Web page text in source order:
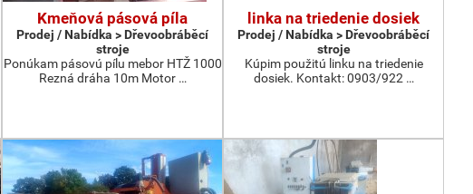
Kmeňová pásová píla
Prodej / Nabídka > Dřevoobráběcí
stroje
Ponúkam pásovú pílu mebor HTŽ 1000
Rezná dráha 10m Motor …
linka na triedenie dosiek
Prodej / Nabídka > Dřevoobráběcí
stroje
Kúpim použitú linku na triedenie
dosiek. Kontakt: 0903/922 …